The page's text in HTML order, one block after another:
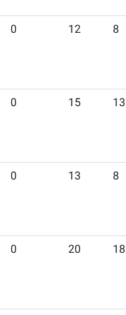
0 12 8
0 15 13
0 13 8
0 20 18